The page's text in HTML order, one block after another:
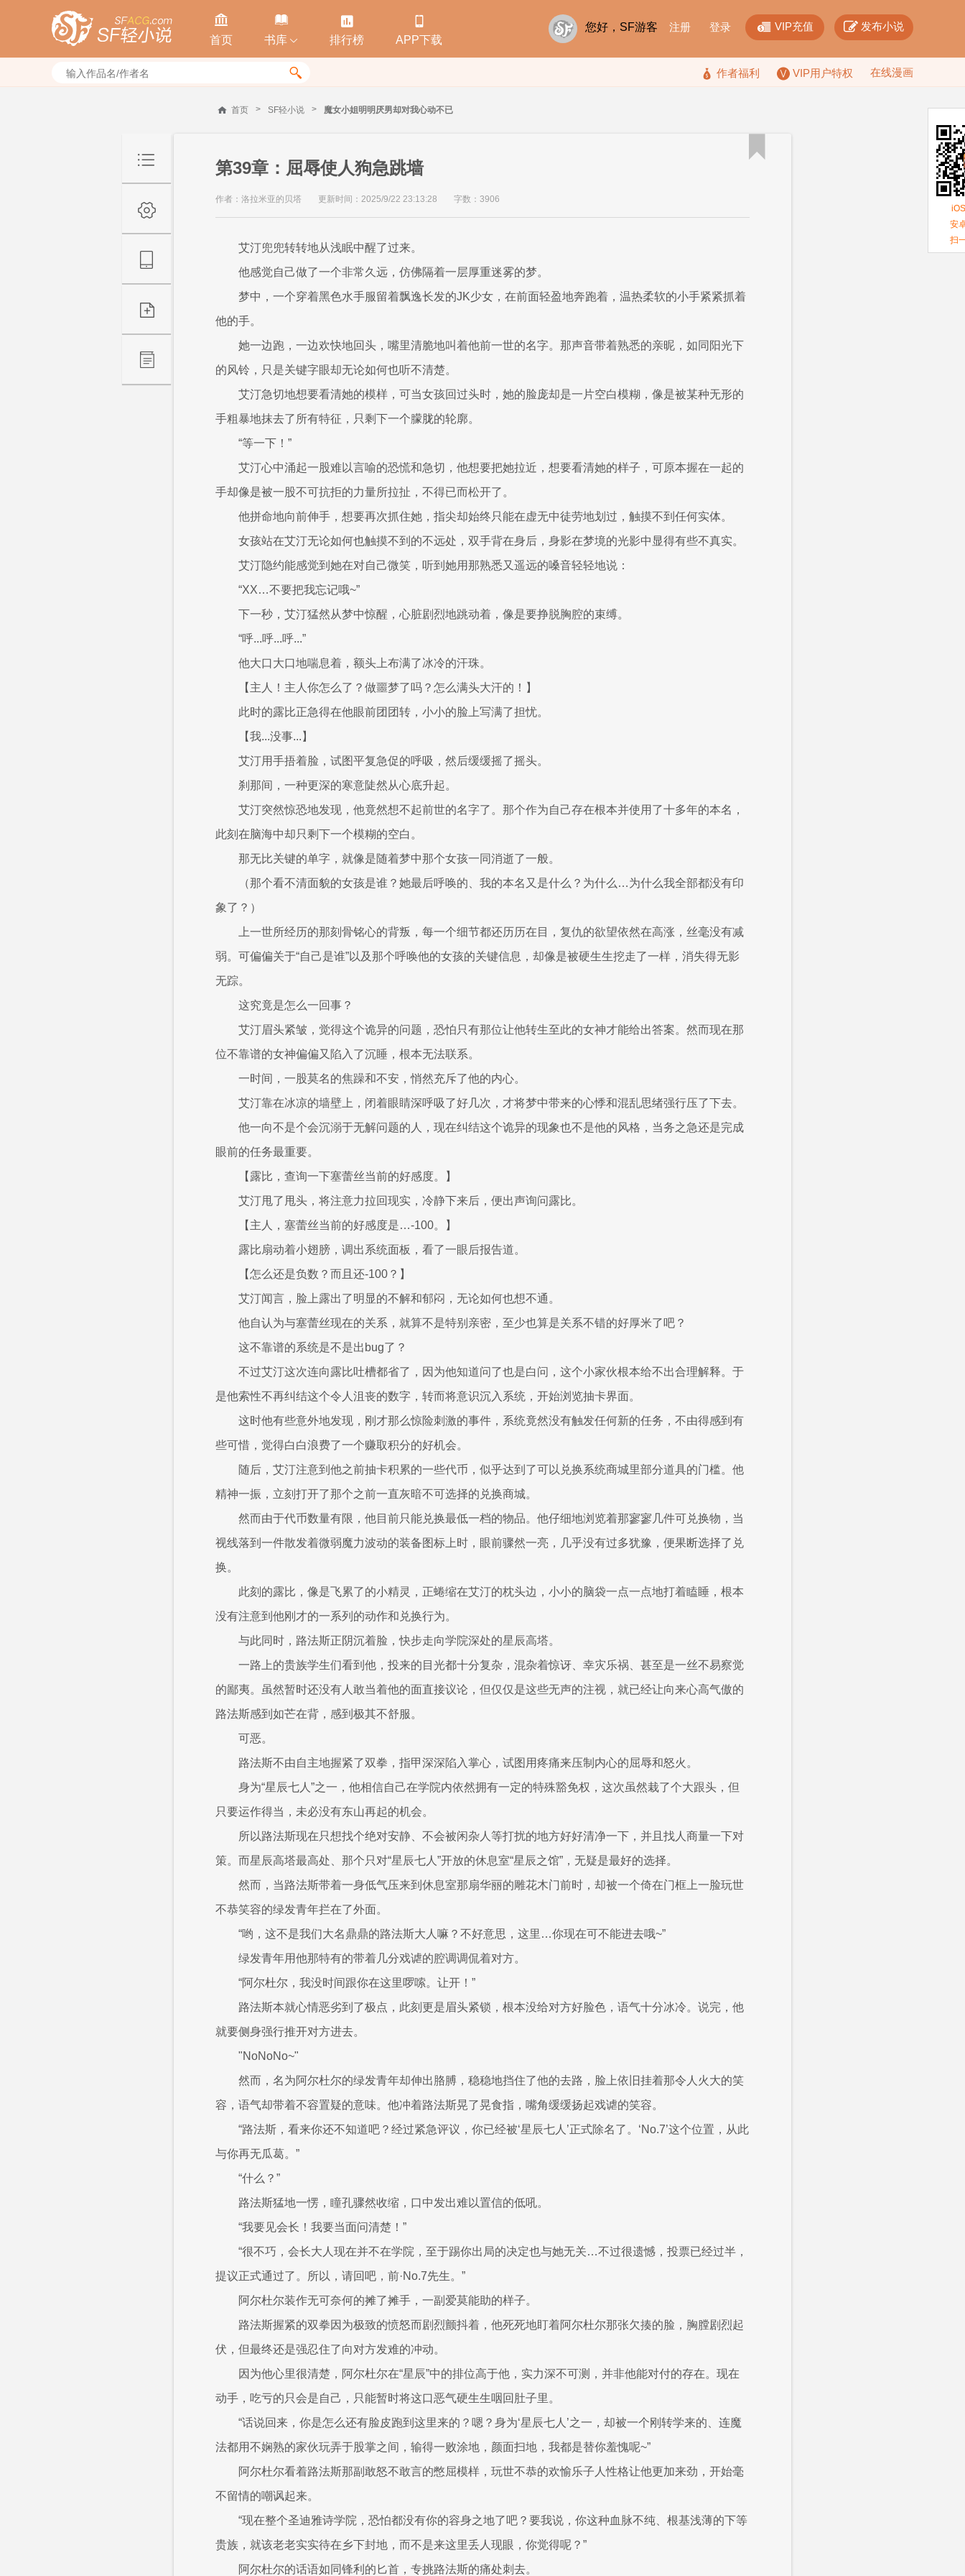

首页

书库 

排行榜

APP下载
您好，SF游客 注册 登录  VIP充值  发布小说
  作者福利 VIP用户特权 在线漫画
首页 > SF轻小说 > 魔女小姐明明厌男却对我心动不已
第39章：屈辱使人狗急跳墙
作者：洛拉米亚的贝塔 更新时间：2025/9/22 23:13:28 字数：3906
艾汀兜兜转转地从浅眠中醒了过来。
他感觉自己做了一个非常久远，仿佛隔着一层厚重迷雾的梦。
梦中，一个穿着黑色水手服留着飘逸长发的JK少女，在前面轻盈地奔跑着，温热柔软的小手紧紧抓着
他的手。
她一边跑，一边欢快地回头，嘴里清脆地叫着他前一世的名字。那声音带着熟悉的亲昵，如同阳光下
的风铃，只是关键字眼却无论如何也听不清楚。
艾汀急切地想要看清她的模样，可当女孩回过头时，她的脸庞却是一片空白模糊，像是被某种无形的
手粗暴地抹去了所有特征，只剩下一个朦胧的轮廓。
“等一下！”
艾汀心中涌起一股难以言喻的恐慌和急切，他想要把她拉近，想要看清她的样子，可原本握在一起的
手却像是被一股不可抗拒的力量所拉扯，不得已而松开了。
他拼命地向前伸手，想要再次抓住她，指尖却始终只能在虚无中徒劳地划过，触摸不到任何实体。
女孩站在艾汀无论如何也触摸不到的不远处，双手背在身后，身影在梦境的光影中显得有些不真实。
艾汀隐约能感觉到她在对自己微笑，听到她用那熟悉又遥远的嗓音轻轻地说：
“XX…不要把我忘记哦~”
下一秒，艾汀猛然从梦中惊醒，心脏剧烈地跳动着，像是要挣脱胸腔的束缚。
“呼...呼...呼...”
他大口大口地喘息着，额头上布满了冰冷的汗珠。
【主人！主人你怎么了？做噩梦了吗？怎么满头大汗的！】
此时的露比正急得在他眼前团团转，小小的脸上写满了担忧。
【我...没事...】
艾汀用手捂着脸，试图平复急促的呼吸，然后缓缓摇了摇头。
刹那间，一种更深的寒意陡然从心底升起。
艾汀突然惊恐地发现，他竟然想不起前世的名字了。那个作为自己存在根本并使用了十多年的本名，
此刻在脑海中却只剩下一个模糊的空白。
那无比关键的单字，就像是随着梦中那个女孩一同消逝了一般。
（那个看不清面貌的女孩是谁？她最后呼唤的、我的本名又是什么？为什么…为什么我全部都没有印
象了？）
上一世所经历的那刻骨铭心的背叛，每一个细节都还历历在目，复仇的欲望依然在高涨，丝毫没有减
弱。可偏偏关于“自己是谁”以及那个呼唤他的女孩的关键信息，却像是被硬生生挖走了一样，消失得无影
无踪。
这究竟是怎么一回事？
艾汀眉头紧皱，觉得这个诡异的问题，恐怕只有那位让他转生至此的女神才能给出答案。然而现在那
位不靠谱的女神偏偏又陷入了沉睡，根本无法联系。
一时间，一股莫名的焦躁和不安，悄然充斥了他的内心。
艾汀靠在冰凉的墙壁上，闭着眼睛深呼吸了好几次，才将梦中带来的心悸和混乱思绪强行压了下去。
他一向不是个会沉溺于无解问题的人，现在纠结这个诡异的现象也不是他的风格，当务之急还是完成
眼前的任务最重要。
【露比，查询一下塞蕾丝当前的好感度。】
艾汀甩了甩头，将注意力拉回现实，冷静下来后，便出声询问露比。
【主人，塞蕾丝当前的好感度是…-100。】
露比扇动着小翅膀，调出系统面板，看了一眼后报告道。
【怎么还是负数？而且还-100？】
艾汀闻言，脸上露出了明显的不解和郁闷，无论如何也想不通。
他自认为与塞蕾丝现在的关系，就算不是特别亲密，至少也算是关系不错的好厚米了吧？
这不靠谱的系统是不是出bug了？
不过艾汀这次连向露比吐槽都省了，因为他知道问了也是白问，这个小家伙根本给不出合理解释。于
是他索性不再纠结这个令人沮丧的数字，转而将意识沉入系统，开始浏览抽卡界面。
这时他有些意外地发现，刚才那么惊险刺激的事件，系统竟然没有触发任何新的任务，不由得感到有
些可惜，觉得白白浪费了一个赚取积分的好机会。
随后，艾汀注意到他之前抽卡积累的一些代币，似乎达到了可以兑换系统商城里部分道具的门槛。他
精神一振，立刻打开了那个之前一直灰暗不可选择的兑换商城。
然而由于代币数量有限，他目前只能兑换最低一档的物品。他仔细地浏览着那寥寥几件可兑换物，当
视线落到一件散发着微弱魔力波动的装备图标上时，眼前骤然一亮，几乎没有过多犹豫，便果断选择了兑
换。
此刻的露比，像是飞累了的小精灵，正蜷缩在艾汀的枕头边，小小的脑袋一点一点地打着瞌睡，根本
没有注意到他刚才的一系列的动作和兑换行为。
与此同时，路法斯正阴沉着脸，快步走向学院深处的星辰高塔。
一路上的贵族学生们看到他，投来的目光都十分复杂，混杂着惊讶、幸灾乐祸、甚至是一丝不易察觉
的鄙夷。虽然暂时还没有人敢当着他的面直接议论，但仅仅是这些无声的注视，就已经让向来心高气傲的
路法斯感到如芒在背，感到极其不舒服。
可恶。
路法斯不由自主地握紧了双拳，指甲深深陷入掌心，试图用疼痛来压制内心的屈辱和怒火。
身为“星辰七人”之一，他相信自己在学院内依然拥有一定的特殊豁免权，这次虽然栽了个大跟头，但
只要运作得当，未必没有东山再起的机会。
所以路法斯现在只想找个绝对安静、不会被闲杂人等打扰的地方好好清净一下，并且找人商量一下对
策。而星辰高塔最高处、那个只对“星辰七人”开放的休息室“星辰之馆”，无疑是最好的选择。
然而，当路法斯带着一身低气压来到休息室那扇华丽的雕花木门前时，却被一个倚在门框上一脸玩世
不恭笑容的绿发青年拦在了外面。
“哟，这不是我们大名鼎鼎的路法斯大人嘛？不好意思，这里…你现在可不能进去哦~”
绿发青年用他那特有的带着几分戏谑的腔调调侃着对方。
“阿尔杜尔，我没时间跟你在这里啰嗦。让开！”
路法斯本就心情恶劣到了极点，此刻更是眉头紧锁，根本没给对方好脸色，语气十分冰冷。说完，他
就要侧身强行推开对方进去。
"NoNoNo~"
然而，名为阿尔杜尔的绿发青年却伸出胳膊，稳稳地挡住了他的去路，脸上依旧挂着那令人火大的笑
容，语气却带着不容置疑的意味。他冲着路法斯晃了晃食指，嘴角缓缓扬起戏谑的笑容。
“路法斯，看来你还不知道吧？经过紧急评议，你已经被‘星辰七人’正式除名了。‘No.7’这个位置，从此
与你再无瓜葛。”
“什么？”
路法斯猛地一愣，瞳孔骤然收缩，口中发出难以置信的低吼。
“我要见会长！我要当面问清楚！”
“很不巧，会长大人现在并不在学院，至于踢你出局的决定也与她无关…不过很遗憾，投票已经过半，
提议正式通过了。所以，请回吧，前·No.7先生。”
阿尔杜尔装作无可奈何的摊了摊手，一副爱莫能助的样子。
路法斯握紧的双拳因为极致的愤怒而剧烈颤抖着，他死死地盯着阿尔杜尔那张欠揍的脸，胸膛剧烈起
伏，但最终还是强忍住了向对方发难的冲动。
因为他心里很清楚，阿尔杜尔在“星辰”中的排位高于他，实力深不可测，并非他能对付的存在。现在
动手，吃亏的只会是自己，只能暂时将这口恶气硬生生咽回肚子里。
“话说回来，你是怎么还有脸皮跑到这里来的？嗯？身为‘星辰七人’之一，却被一个刚转学来的、连魔
法都用不娴熟的家伙玩弄于股掌之间，输得一败涂地，颜面扫地，我都是替你羞愧呢~”
阿尔杜尔看着路法斯那副敢怒不敢言的憋屈模样，玩世不恭的欢愉乐子人性格让他更加来劲，开始毫
不留情的嘲讽起来。
“现在整个圣迪雅诗学院，恐怕都没有你的容身之地了吧？要我说，你这种血脉不纯、根基浅薄的下等
贵族，就该老老实实待在乡下封地，而不是来这里丢人现眼，你觉得呢？”
阿尔杜尔的话语如同锋利的匕首，专挑路法斯的痛处刺去。

安
扫